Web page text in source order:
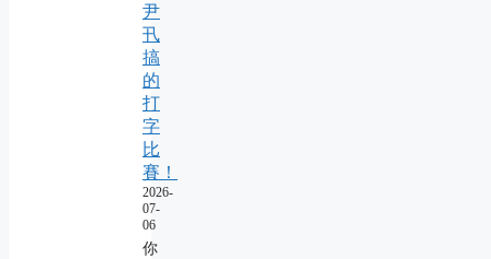
尹
卂
搞
的
打
字
比
賽！
2026-
07-
06
你